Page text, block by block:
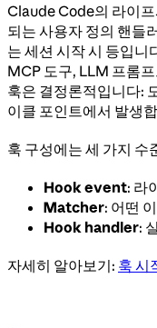
Claude Code의 라이
되는 사용자 정의 핸들
는 세션 시작 시 등입니
MCP 도구, LLM 프롬
훅은 결정론적입니다:
이클 포인트에서 발생
훅 구성에는 세 가지 수
Hook event: 라
Matcher: 어떤
Hook handler:
자세히 알아보기: 훅 시